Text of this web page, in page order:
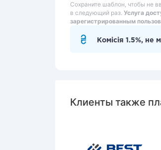
Сохраните шаблон, чтобы не
в следующий раз. Услуга
зарегистрированным
Комісія 1.5%, не
Клиенты также